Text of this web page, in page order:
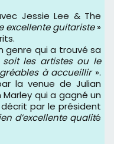
Jessie Lee & The
excellente guitariste»
genre qui a trouvé sa
soit les artistes ou le
à accueillir».
la venue de Julian
Marley qui a gagné un
par le président
d’excellente qualité